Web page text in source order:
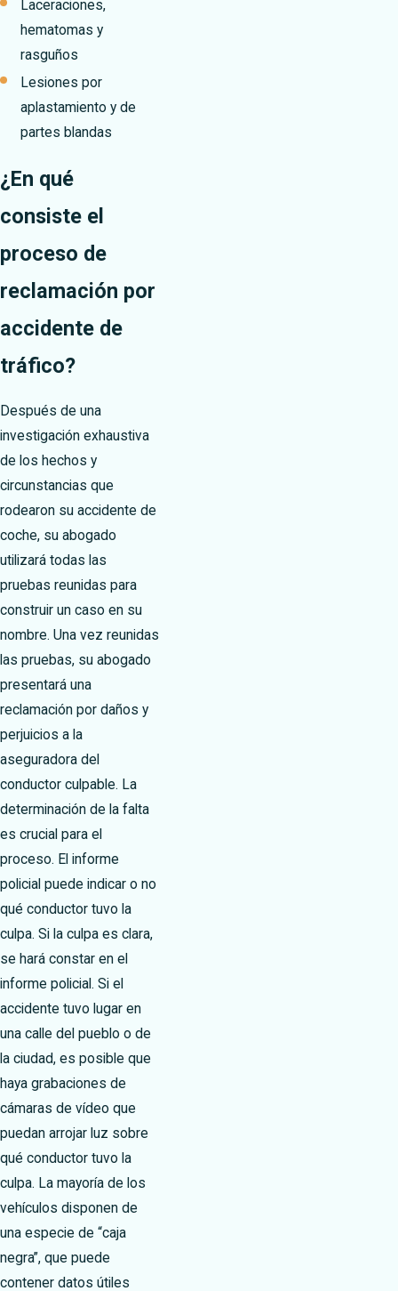
Laceraciones,
hematomas y
rasguños
Lesiones por
aplastamiento y de
partes blandas
¿En qué
consiste el
proceso de
reclamación por
accidente de
tráfico?
Después de una
investigación exhaustiva
de los hechos y
circunstancias que
rodearon su accidente de
coche, su abogado
utilizará todas las
pruebas reunidas para
construir un caso en su
nombre. Una vez reunidas
las pruebas, su abogado
presentará una
reclamación por daños y
perjuicios a la
aseguradora del
conductor culpable. La
determinación de la falta
es crucial para el
proceso. El informe
policial puede indicar o no
qué conductor tuvo la
culpa. Si la culpa es clara,
se hará constar en el
informe policial. Si el
accidente tuvo lugar en
una calle del pueblo o de
la ciudad, es posible que
haya grabaciones de
cámaras de vídeo que
puedan arrojar luz sobre
qué conductor tuvo la
culpa. La mayoría de los
vehículos disponen de
una especie de “caja
negra”, que puede
contener datos útiles